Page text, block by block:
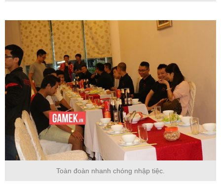
Toàn đoàn nhanh chóng nhập tiệc.